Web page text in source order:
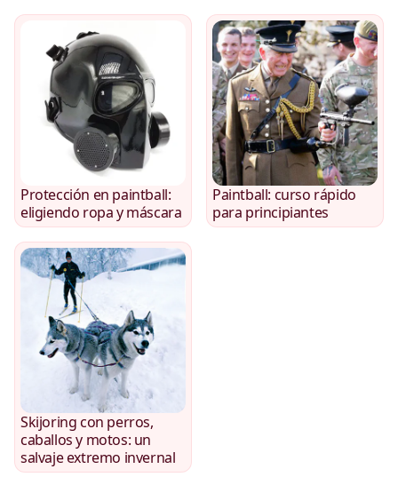
Protección en paintball:
eligiendo ropa y máscara
Paintball: curso rápido
para principiantes
Skijoring con perros,
caballos y motos: un
salvaje extremo invernal